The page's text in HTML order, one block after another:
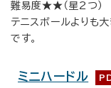
難易度★★（星2つ）
テニスボールよりも
です。
ミニハードル